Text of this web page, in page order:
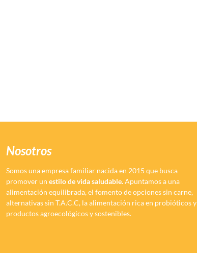
Nosotros
Somos una empresa familiar nacida en 2015 que busca
promover unestilo de vida saludable.Apuntamos a una
alimentación equilibrada, el fomento de opciones sin carne,
alternativas sin T.A.C.C, la alimentación rica en probióticos y
productos agroecológicos y sostenibles.